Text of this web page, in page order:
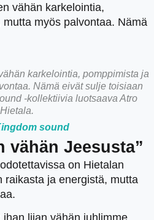
vähän karkelointia,
myös palvontaa. Nämä
karkelointia, pomppimista ja
Nämä eivät sulje toisiaan
-kollektiivia luotsaava Atro
Hietala.
sound
vähän Jeesusta”
on Hietalan
raikasta ja energistä, mutta
liian vähän juhlimme